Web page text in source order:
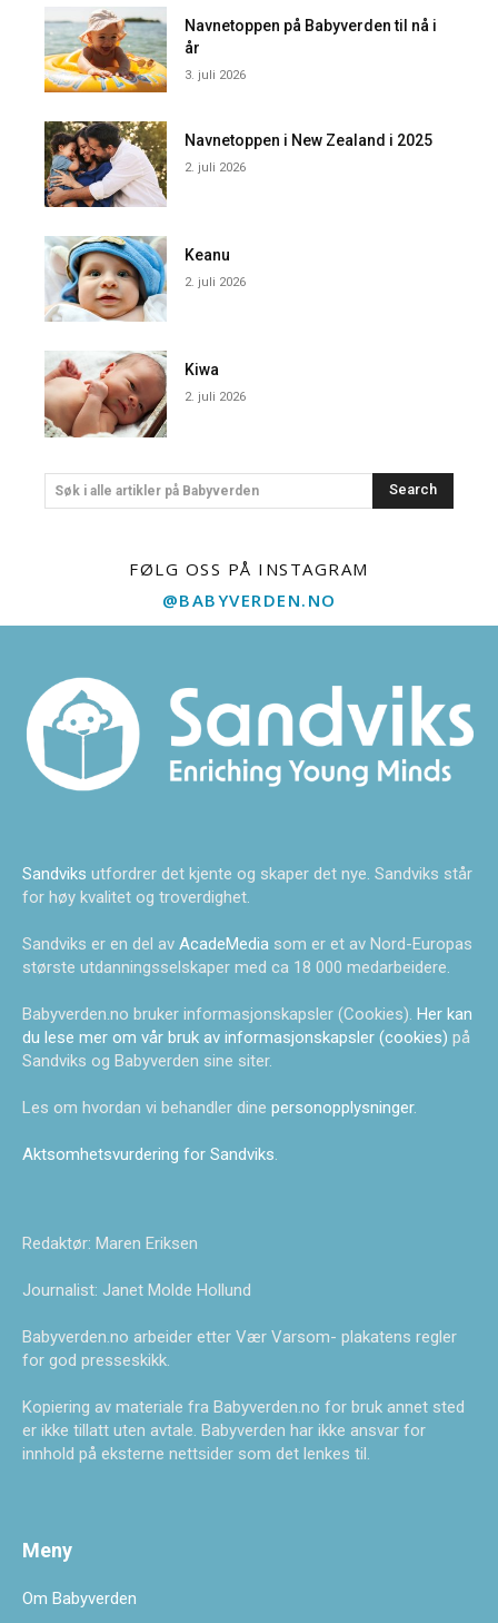
Navnetoppen på Babyverden til nå i
år
3. juli 2026
Navnetoppen i New Zealand i 2025
2. juli 2026
Keanu
2. juli 2026
Kiwa
2. juli 2026
Søk i alle artikler på Babyverden Search
FØLG OSS PÅ INSTAGRAM
@BABYVERDEN.NO
Sandviks utfordrer det kjente og skaper det nye. Sandviks står
for høy kvalitet og troverdighet.
Sandviks er en del av AcadeMedia som er et av Nord-Europas
største utdanningsselskaper med ca 18 000 medarbeidere.
Babyverden.no bruker informasjonskapsler (Cookies). Her kan
du lese mer om vår bruk av informasjonskapsler (cookies) på
Sandviks og Babyverden sine siter.
Les om hvordan vi behandler dine personopplysninger.
Aktsomhetsvurdering for Sandviks.
Redaktør: Maren Eriksen
Journalist: Janet Molde Hollund
Babyverden.no arbeider etter Vær Varsom- plakatens regler
for god presseskikk.
Kopiering av materiale fra Babyverden.no for bruk annet sted
er ikke tillatt uten avtale. Babyverden har ikke ansvar for
innhold på eksterne nettsider som det lenkes til.
Meny
Om Babyverden